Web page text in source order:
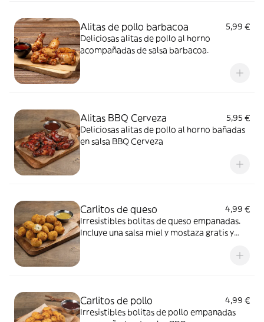
Alitas de pollo barbacoa
5,99 €
Deliciosas alitas de pollo al horno
acompañadas de salsa barbacoa.
Alitas BBQ Cerveza
5,95 €
Deliciosas alitas de pollo al horno bañadas
en salsa BBQ Cerveza
Carlitos de queso
4,99 €
Irresistibles bolitas de queso empanadas.
Incluye una salsa miel y mostaza gratis y
Carlitos de pollo
4,99 €
Irresistibles bolitas de pollo empanadas